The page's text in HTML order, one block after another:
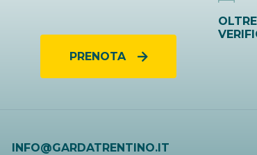
PRENOTA
INFO@GARDATRENTINO.IT